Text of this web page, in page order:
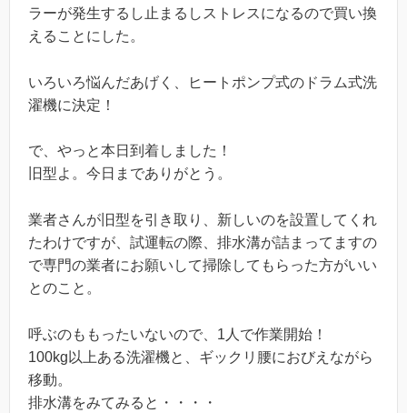
ラーが発生するし止まるしストレスになるので買い換
えることにした。
いろいろ悩んだあげく、ヒートポンプ式のドラム式洗
濯機に決定！
で、やっと本日到着しました！
旧型よ。今日までありがとう。
業者さんが旧型を引き取り、新しいのを設置してくれ
たわけですが、試運転の際、排水溝が詰まってますの
で専門の業者にお願いして掃除してもらった方がいい
とのこと。
呼ぶのももったいないので、1人で作業開始！
100kg以上ある洗濯機と、ギックリ腰におびえながら
移動。
排水溝をみてみると・・・・